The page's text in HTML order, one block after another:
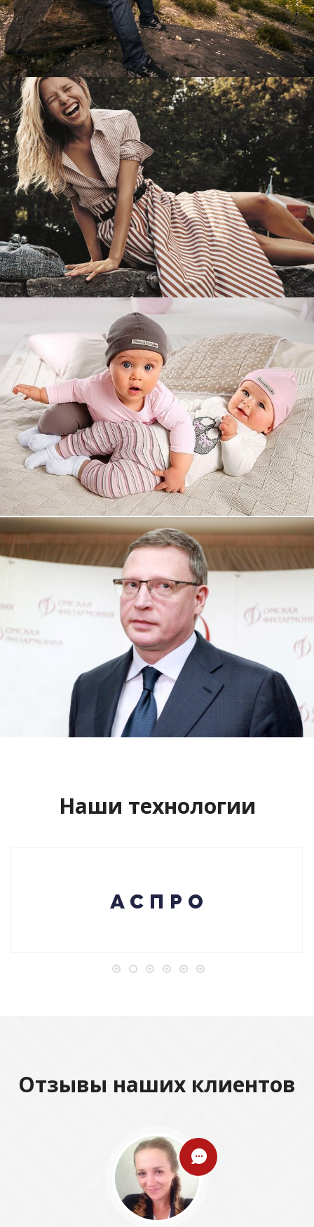
Смотреть проект
Имиджевый сайт для сети магазинов
Soho Project
Смотреть проект
Увеличили выручку интернет-
магазину topdatop.ru на 25%!
Смотреть проект
Сайт кандидата в губернаторы
Буркова Александра Леонидовича
Смотреть проект
Наши технологии
Отзывы наших клиентов